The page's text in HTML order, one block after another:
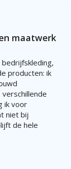
maatwerk
producten: ik
ik voor
niet bij
de hele